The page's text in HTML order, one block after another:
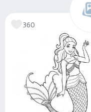
360